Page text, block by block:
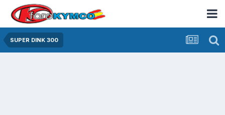
SUPER DINK 300